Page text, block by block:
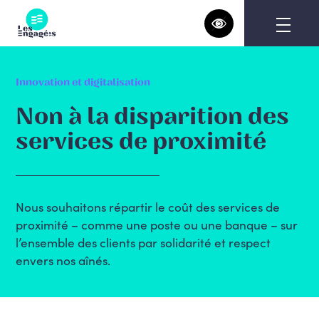
content
Innovation et digitalisation
Non à la disparition des
services de proximité
Nous souhaitons répartir le coût des services de
proximité – comme une poste ou une banque – sur
l’ensemble des clients par solidarité et respect
envers nos aînés.